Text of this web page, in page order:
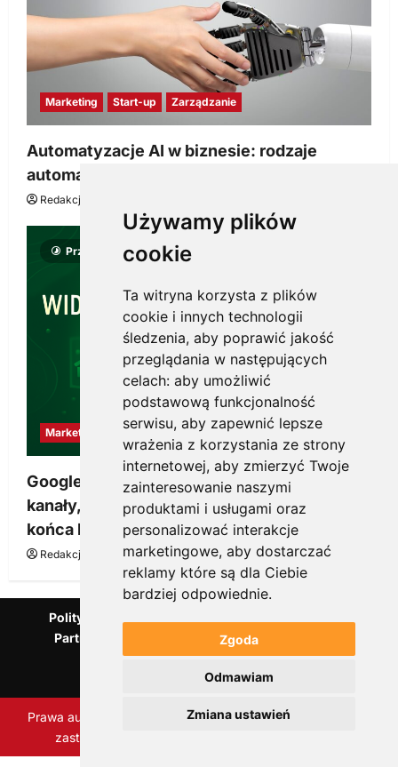
Używamy plików
cookie
Ta witryna korzysta z plików
cookie i innych technologii
śledzenia, aby poprawić jakość
przeglądania w następujących
celach: aby umożliwić
podstawową funkcjonalność
serwisu, aby zapewnić lepsze
wrażenia z korzystania ze strony
internetowej, aby zmierzyć Twoje
zainteresowanie naszymi
produktami i usługami oraz
personalizować interakcje
marketingowe, aby dostarczać
reklamy które są dla Ciebie
bardziej odpowiednie.
Zgoda
Odmawiam
Zmiana ustawień
Marketing Start-up Zarządzanie
Automatyzacje AI w biznesie: rodzaje
automatyzacji i korzyści dla Twojej firmy
Redakcja KnowMore.pl
Przeczytano 8 minut
Marketing
Google Ads, SEO i analityka – jak połączyć
kanały, żeby reklama pracowała dłużej niż do
końca budżetu
Redakcja KnowMore.pl 20 marca, 2026 0
Polityka Prywatności
Partnerzy Mentora.pl
Słownik marketingowy
Blog o przedsiębiorczości
Agencja marketingowa Scorise
Prawa autorskie Scorise Agency Sp. z o.o. Wszelkie prawa
zastrzeżone.